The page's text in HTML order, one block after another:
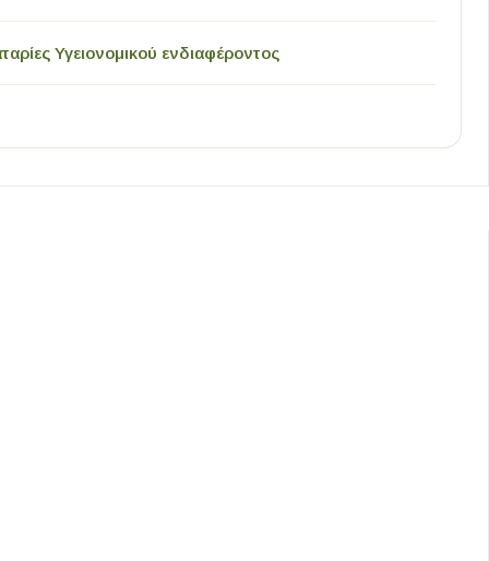
Υγειονομικού ενδιαφέροντος